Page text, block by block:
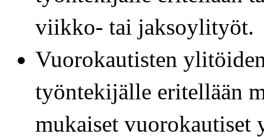
viikko- tai jaksoylityöt.
Vuorokautisten
työntekijälle eritellään
mukaiset vuorokautiset